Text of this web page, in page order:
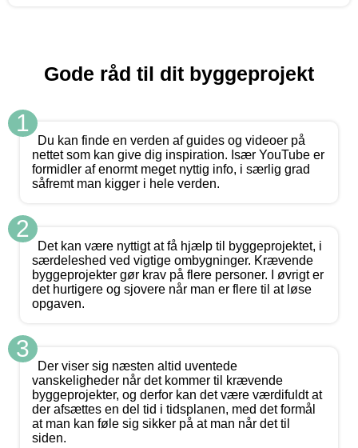
Gode råd til dit byggeprojekt
1
Du kan finde en verden af guides og videoer på
nettet som kan give dig inspiration. Især YouTube er
formidler af enormt meget nyttig info, i særlig grad
såfremt man kigger i hele verden.
2
Det kan være nyttigt at få hjælp til byggeprojektet, i
særdeleshed ved vigtige ombygninger. Krævende
byggeprojekter gør krav på flere personer. I øvrigt er
det hurtigere og sjovere når man er flere til at løse
opgaven.
3
Der viser sig næsten altid uventede
vanskeligheder når det kommer til krævende
byggeprojekter, og derfor kan det være værdifuldt at
der afsættes en del tid i tidsplanen, med det formål
at man kan føle sig sikker på at man når det til
siden.